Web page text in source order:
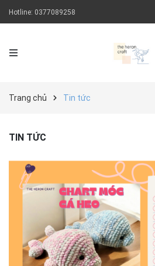
Hotline: 0377089258
Trang chủ Tin tức
TIN TỨC